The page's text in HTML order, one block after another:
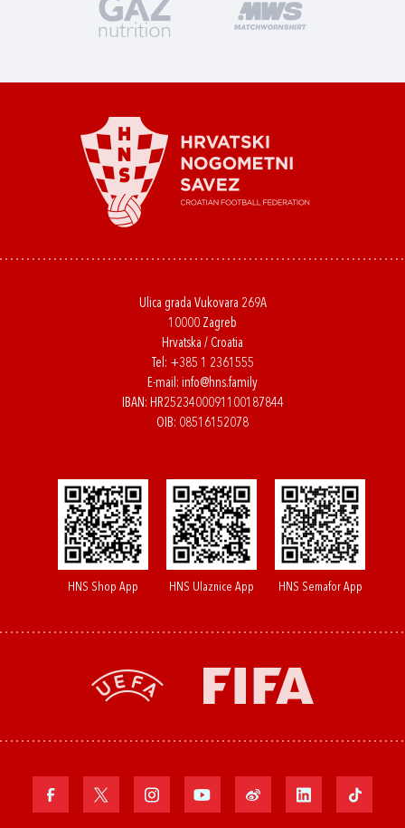
Ulica grada Vukovara 269A
10000 Zagreb
Hrvatska / Croatia
Tel: +385 1 2361555
E-mail: info@hns.family
IBAN: HR2523400091100187844
OIB: 08516152078
HNS Shop App HNS Ulaznice App HNS Semafor App